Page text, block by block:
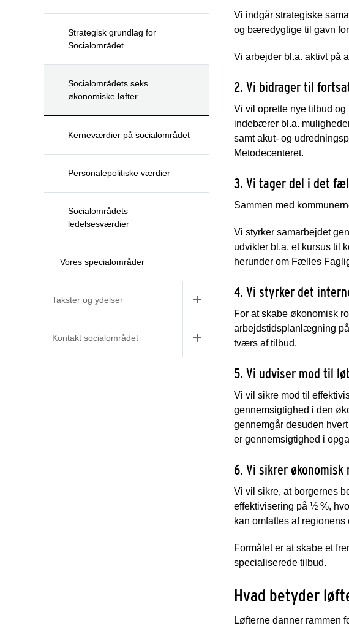
Strategisk grundlag for
Socialområdet
Socialområdets seks
økonomiske løfter
Kerneværdier på socialområdet
Personalepolitiske værdier
Socialområdets
ledelsesværdier
Vores specialområder
Takster og ydelser
Kontakt socialområdet
Vi indgår strategiske
og bæredygtige til gavn
Vi arbejder bl.a. aktivt på
2. Vi bidrager til
Vi vil oprette nye tilbud
indebærer bl.a.
samt akut- og
Metodecenteret.
3. Vi tager del i det
Sammen med
Vi styrker samarbejdet
udvikler bl.a. et kursus til
herunder om Fælles
4. Vi styrker det
For at skabe økonomisk
arbejdstidsplanlægning
tværs af tilbud.
5. Vi udviser mod til
Vi vil sikre mod til
gennemsigtighed i den
gennemgår desuden
er gennemsigtighed i
6. Vi sikrer
Vi vil sikre, at borgernes
effektivisering på ½ %,
kan omfattes af
Formålet er at skabe et
specialiserede tilbud.
Hvad betyder
Løfterne danner rammen